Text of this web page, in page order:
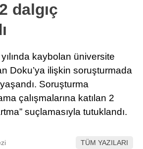
dalgıç
kaybolan üniversite
Doku’ya ilişkin soruşturmada
Soruşturma
çalışmalarına katılan 2
suçlamasıyla tutuklandı.
TÜM YAZILARI